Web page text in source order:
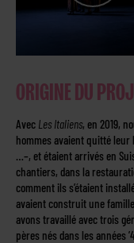
ORIGINE DU
Avec Les Italiens, en 2019,
hommes avaient quitté leur
…–, et étaient arrivés en
chantiers, dans la
comment ils s’étaient
avaient construit une
avons travaillé avec trois
pères nés dans les années